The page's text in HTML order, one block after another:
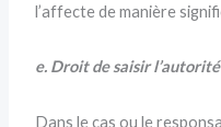
l’affecte de manière
e. Droit de saisir
Dans le cas ou le